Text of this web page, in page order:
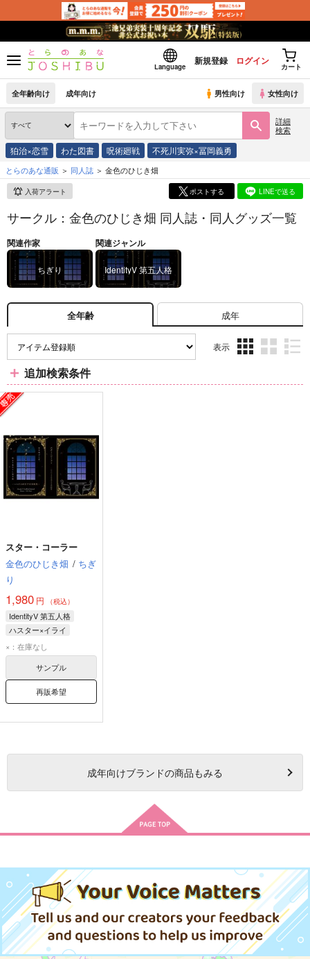
Language
新規登録 ログイン
カート
全年齢向け 成年向け 男性向け 女性向け
詳細
検索
狛治×恋雪 わた図書 呪術廻戦 不死川実弥×冨岡義勇
とらのあな通販 同人誌 金色のひじき畑
入荷アラート ポストする LINEで送る
サークル：金色のひじき畑 同人誌・同人グッズ一覧
関連作家
ちぎり
関連ジャンル
IdentityV 第五人格
全年齢 成年
表示
ム
ム
ム
追加検索条件
スター・コーラー
金色のひじき畑 / ちぎ
り
1,980 円 （税込）
IdentityV 第五人格
ハスター×イライ
イライ・クラーク
ハスター
×：在庫なし
サンプル
再販希望
成年向けブランドの商品もみる